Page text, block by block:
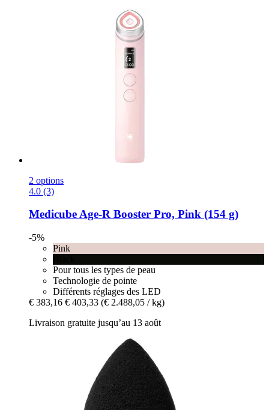
2 options
4.0 (3)
MedicubeAge-​R Booster Pro, Pink (154 g)
-5%
Pink
Pour tous les types de peau
Technologie de pointe
Différents réglages des LED
€ 383,16 € 403,33 (€ 2.488,05 / kg)
Livraison gratuite jusqu’au 13 août